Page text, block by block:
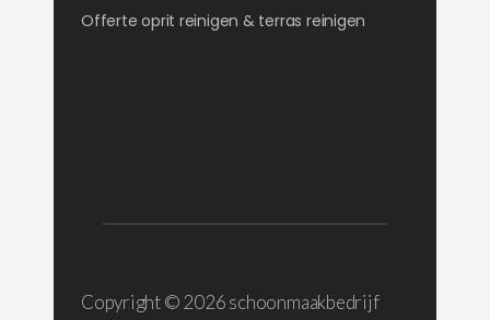
Offerte oprit reinigen & terras reinigen
Copyright © 2026 schoonmaakbedrijf